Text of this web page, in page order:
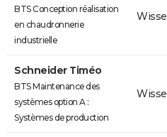
BTS Conception réalisation
en chaudronnerie
industrielle
Schneider Timéo
BTS Maintenance des
systèmes option A :
Systèmes de production